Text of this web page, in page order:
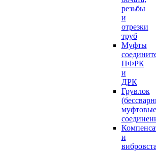
резьбы
и
отрезки
труб
Муфты
ПФРК
и
ДРК
Грувлок
муфтовые
и